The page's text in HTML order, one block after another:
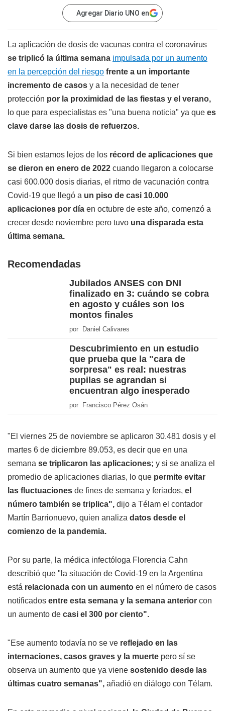
Agregar Diario UNO en
La aplicación de dosis de vacunas contra el coronavirus
se triplicó la última semana impulsada por un aumento
en la percepción del riesgo frente a un importante
incremento de casos y a la necesidad de tener
protección por la proximidad de las fiestas y el verano,
lo que para especialistas es "una buena noticia" ya que es
clave darse las dosis de refuerzos.
Si bien estamos lejos de los récord de aplicaciones que
se dieron en enero de 2022 cuando llegaron a colocarse
casi 600.000 dosis diarias, el ritmo de vacunación contra
Covid-19 que llegó a un piso de casi 10.000
aplicaciones por día en octubre de este año, comenzó a
crecer desde noviembre pero tuvo una disparada esta
última semana.
Recomendadas
Jubilados ANSES con DNI
finalizado en 3: cuándo se cobra
en agosto y cuáles son los
montos finales
por Daniel Calivares
Descubrimiento en un estudio
que prueba que la "cara de
sorpresa" es real: nuestras
pupilas se agrandan si
encuentran algo inesperado
por Francisco Pérez Osán
"El viernes 25 de noviembre se aplicaron 30.481 dosis y el
martes 6 de diciembre 89.053, es decir que en una
semana se triplicaron las aplicaciones; y si se analiza el
promedio de aplicaciones diarias, lo que permite evitar
las fluctuaciones de fines de semana y feriados, el
número también se triplica", dijo a Télam el contador
Martín Barrionuevo, quien analiza datos desde el
comienzo de la pandemia.
Por su parte, la médica infectóloga Florencia Cahn
describió que "la situación de Covid-19 en la Argentina
está relacionada con un aumento en el número de casos
notificados entre esta semana y la semana anterior con
un aumento de casi el 300 por ciento".
"Ese aumento todavía no se ve reflejado en las
internaciones, casos graves y la muerte pero sí se
observa un aumento que ya viene sostenido desde las
últimas cuatro semanas", añadió en diálogo con Télam.